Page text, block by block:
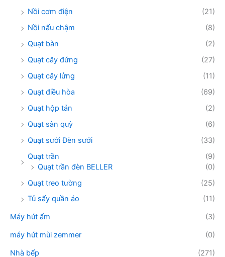
Nồi cơm điện
(21)
Nồi nấu chậm
(8)
Quạt bàn
(2)
Quạt cây đứng
(27)
Quạt cây lửng
(11)
Quạt điều hòa
(69)
Quạt hộp tản
(2)
Quạt sàn quỳ
(6)
Quạt sưởi Đèn sưởi
(33)
Quạt trần
(9)
Quạt trần đèn BELLER
(0)
Quạt treo tường
(25)
Tủ sấy quần áo
(11)
Máy hút ẩm
(3)
máy hút mùi zemmer
(0)
Nhà bếp
(271)